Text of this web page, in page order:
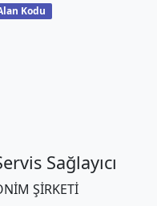
Kodu
Sağlayıcı
ŞİRKETİ